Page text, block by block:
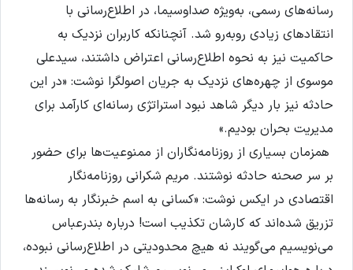
رسانه‌های رسمی، به‌ویژه صداوسیما، در اطلاع‌رسانی با
انتقادهای زیادی روبه‌رو شد. آنچنانکه کاربران نزدیک به
حاکمیت نیز به نحوه اطلاع‌رسانی اعتراض داشتند، سیدعلی
موسوی از چهره‌های نزدیک به جریان اصولگرا نوشت: «در این
حادثه نیز بار دیگر شاهد نبود استراتژی رسانه‌ای کارآمد برای
مدیریت بحران بودیم.»
همزمان بسیاری از روزنامه‌نگاران از ممنوعیت‌ها برای حضور
بر سر صحنه‌ حادثه نوشتند. مریم شکرانی روزنامه‌نگار
اقتصادی در ایکس نوشت: «کسانی به اسم خبرنگار به رسانه‌ها
تزریق شده‌اند که کارشان تکذیب است! درباره بندرعباس
می‌نویسیم می‌گویند نه هیچ محدودیتی در اطلاع‌رسانی نبوده،